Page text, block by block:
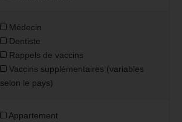
Médecin
Dentiste
Rappels de vaccins
Vaccins supplémentaires (variables
selon le pays)
Appartement